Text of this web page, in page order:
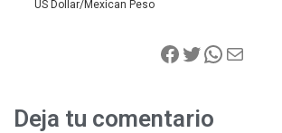
US Dollar/Mexican Peso
Deja tu comentario